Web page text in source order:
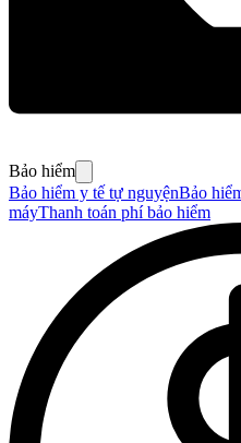
Bảo hiểm
Bảo hiểm y tế tự nguyệnBảo
máyThanh toán phí bảo hiểm